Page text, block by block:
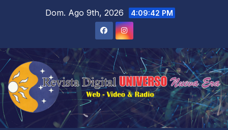
Dom. Ago 9th, 2026 4:09:42 PM